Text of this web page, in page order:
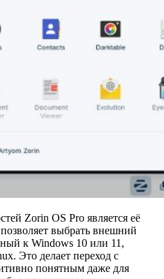
Zorin OS Pro является её
выбрать внешний
к Windows 10 или 11,
Это делает переход с
понятным даже для